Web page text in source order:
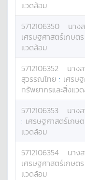
แวดล้อม
5712106350 นาง
เศรษฐศาสตร์เกษต
แวดล้อม
5712106352 นาง
สุวรรณไทย : เศรษ
ทรัพยากรและสิ่งแว
5712106353 นาง
: เศรษฐศาสตร์เกษ
แวดล้อม
5712106354 นาง
เศรษฐศาสตร์เกษต
แวดล้อม